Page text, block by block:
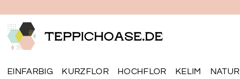
springen
EINFARBIG KURZFLOR HOCHFLOR KELIM NATUR